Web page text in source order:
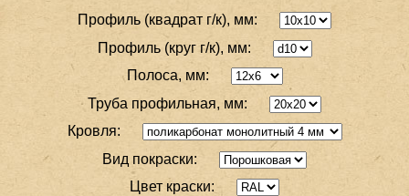
Профиль (квадрат г/к), мм:
Профиль (круг г/к), мм:
Полоса, мм:
Труба профильная, мм:
Кровля:
Вид покраски:
Цвет краски: